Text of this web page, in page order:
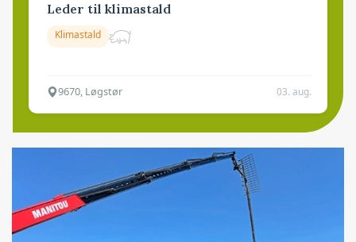
Leder til klimastald
Klimastald
9670, Løgstør 03. aug.